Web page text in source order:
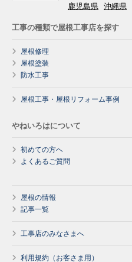
鹿児島県 沖縄県
工事の種類で屋根工事店を探す
屋根修理
屋根塗装
防水工事
屋根工事・屋根リフォーム事例
やねいろはについて
初めての方へ
よくあるご質問
屋根の情報
記事一覧
工事店のみなさまへ
利用規約（お客さま用）